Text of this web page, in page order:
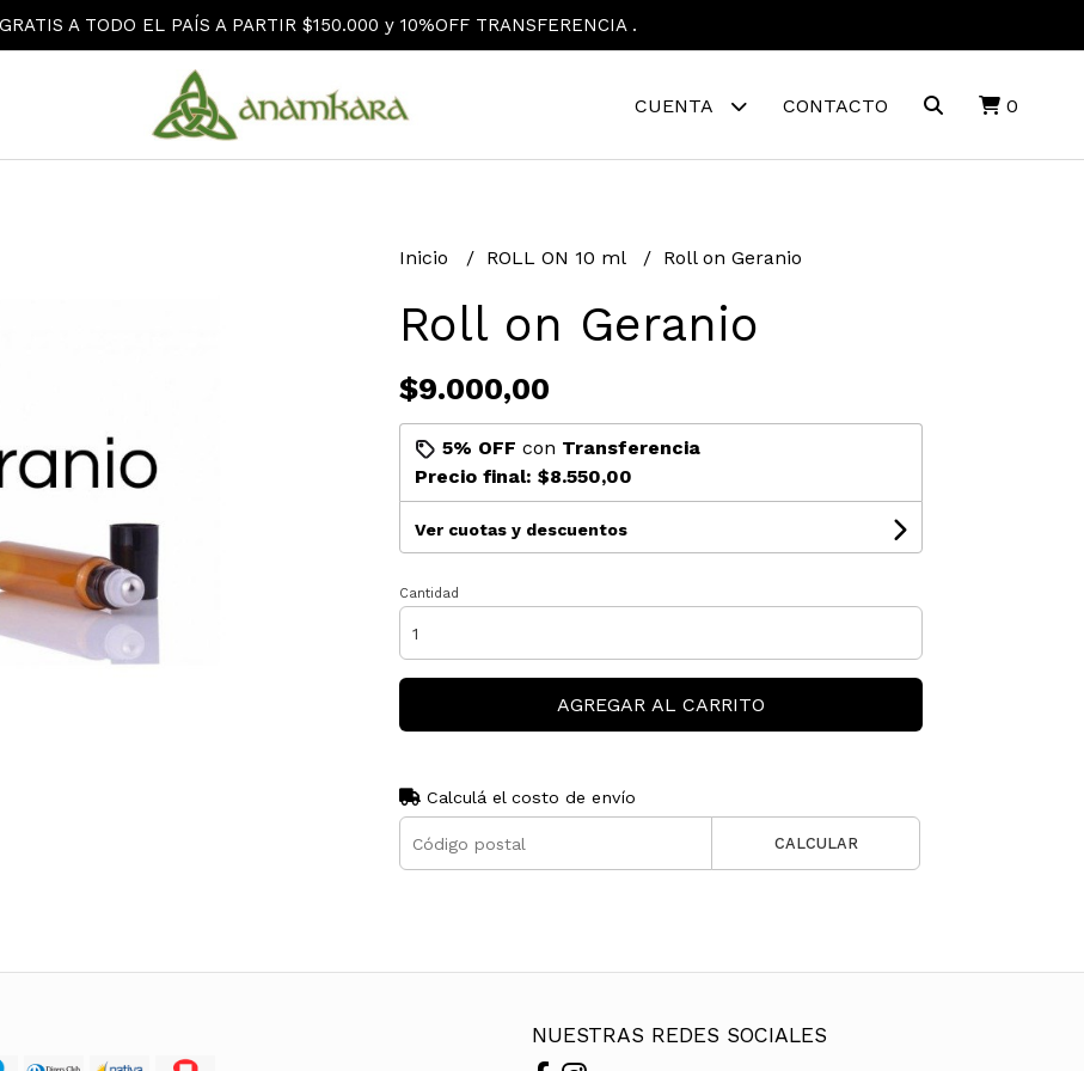
A TODO EL PAÍS A PARTIR $150.000 y 10%OFF TRANSFERENCIA .
CUENTA CONTACTO 0
Inicio ROLL ON 10 ml Roll on Geranio
Roll on Geranio
$9.000,00
5% OFF con Transferencia
Precio final: $8.550,00
Ver cuotas y descuentos
Cantidad
AGREGAR AL CARRITO
Calculá el costo de envío
CALCULAR
NUESTRAS REDES SOCIALES